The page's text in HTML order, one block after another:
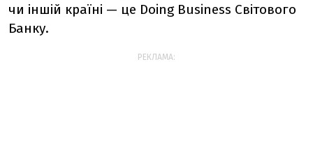
чи іншій країні — це Doing Business Світового
Банку.
РЕКЛАМА: